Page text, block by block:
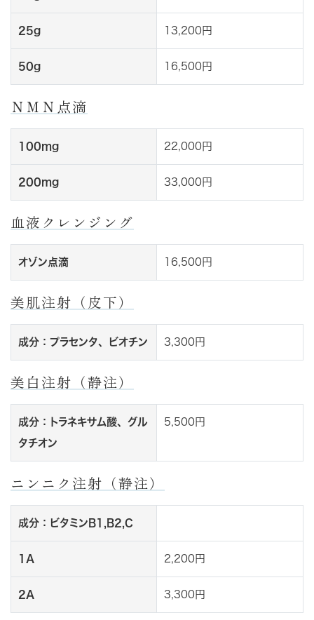
25g 13,200円
50g 16,500円
ＮＭＮ点滴
100mg 22,000円
200mg 33,000円
血液クレンジング
オゾン点滴 16,500円
美肌注射（皮下）
成分：プラセンタ、ビオチン 3,300円
美白注射（静注）
成分：トラネキサム酸、グル
タチオン
5,500円
ニンニク注射（静注）
成分：ビタミンB1,B2,C
1A 2,200円
2A 3,300円